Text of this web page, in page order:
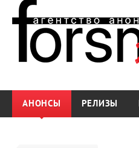
АНОНСЫ РЕЛИЗЫ